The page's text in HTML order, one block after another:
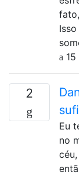
15
2
Eu
no